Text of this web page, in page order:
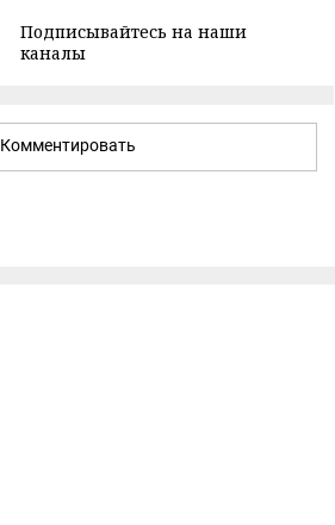
Подписывайтесь на наши
каналы
Комментировать